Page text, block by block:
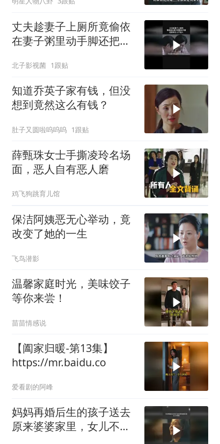
丈夫趁妻子上厕所竟偷依
在妻子粥里动手脚还把亲
北子影视菌 1跟贴
知道乔英子家有钱，但没
想到竟然这么有钱？
肚子又圆啦呜呜呜 1跟贴
薛甄珠女士手撕凌玲名场
面，恶人自有恶人磨
鸡飞狗跳育儿馆
保洁阿姨恶无心举动，竟
改变了她的一生
飞鸟潜影
温馨家庭时光，美味饺子
等你来尝！‍‍
苗苗情感说
【阖家归暖-第13集】
https://mr.baidu.co
爱看剧的阿峰
妈妈再婚后生的孩子送去
原来婆婆家里，女儿不同